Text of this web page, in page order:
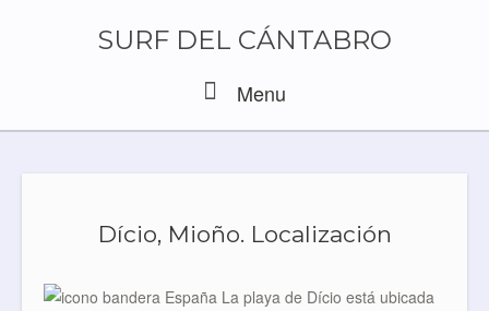
SURF DEL CÁNTABRO
Menu
Dício, Mioño. Localización
La playa de Dício está ubicada